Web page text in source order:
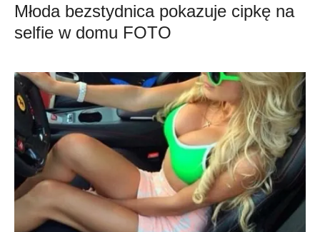
Młoda bezstydnica pokazuje cipkę na
selfie w domu FOTO